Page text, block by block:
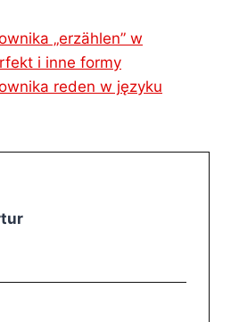
„erzählen” w
i inne formy
reden w języku